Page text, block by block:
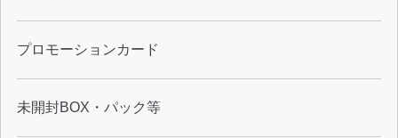
プロモーションカード
未開封BOX・パック等